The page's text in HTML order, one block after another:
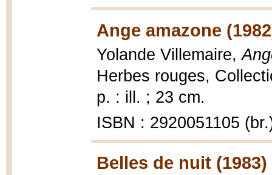
Ange amazone
Yolande Villemaire,
Herbes rouges,
p. : ill. ; 23 cm.
ISBN : 2920051105
Belles de nuit (1983)